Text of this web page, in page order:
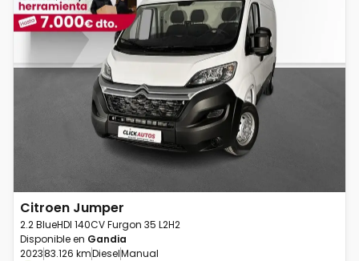
Citroen Jumper
2.2 BlueHDI 140CV Furgon 35 L2H2
Disponible en Gandia
202383.126 kmDieselManual